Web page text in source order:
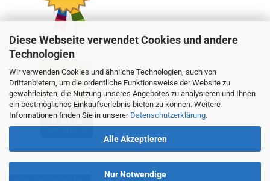
Diese Webseite verwendet Cookies und andere
Technologien
Wir verwenden Cookies und ähnliche Technologien, auch von
Drittanbietern, um die ordentliche Funktionsweise der Website zu
gewährleisten, die Nutzung unseres Angebotes zu analysieren und Ihnen
ein bestmögliches Einkaufserlebnis bieten zu können. Weitere
Informationen finden Sie in unserer Datenschutzerklärung.
Alle Akzeptieren
Nur Notwendige